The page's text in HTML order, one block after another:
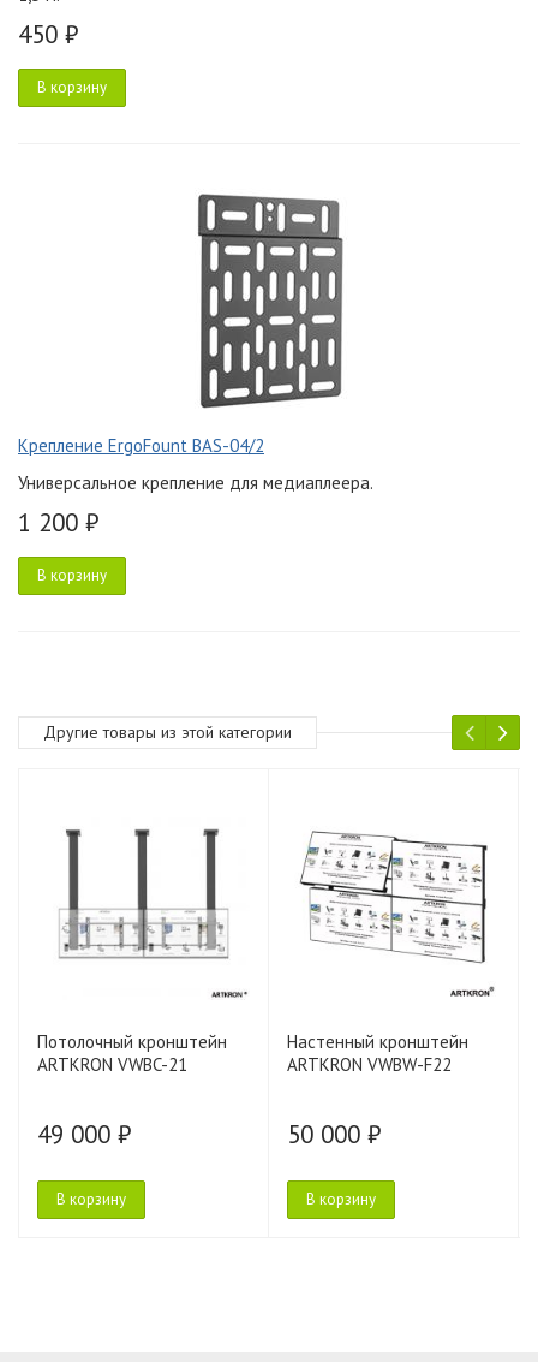
450 ₽
В корзину
Крепление ErgoFount BAS-04/2
Универсальное крепление для медиаплеера.
1 200 ₽
В корзину
Другие товары из этой категории
Потолочный кронштейн
ARTKRON VWBC-21
49 000 ₽
В корзину
Настенный кронштейн
ARTKRON VWBW-F22
50 000 ₽
В корзину